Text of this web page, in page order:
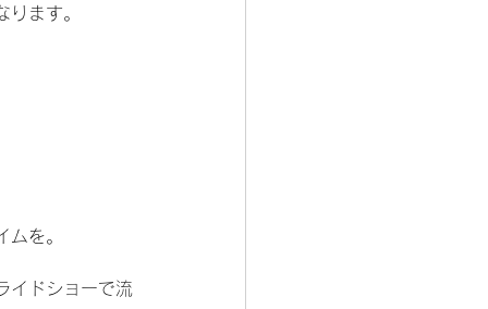
ます。
を。
イドショーで流